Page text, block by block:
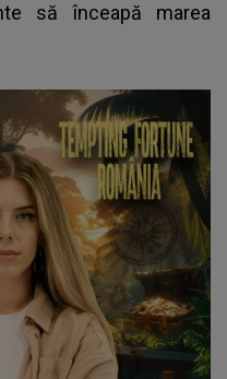
să înceapă marea